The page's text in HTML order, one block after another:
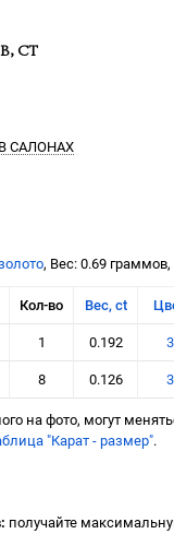
CT
САЛОНАХ
, Вес: 0.69
Кол-во Вес, ct
1 0.192 3
8 0.126 3
на фото, могут
"Карат - размер".
получайте